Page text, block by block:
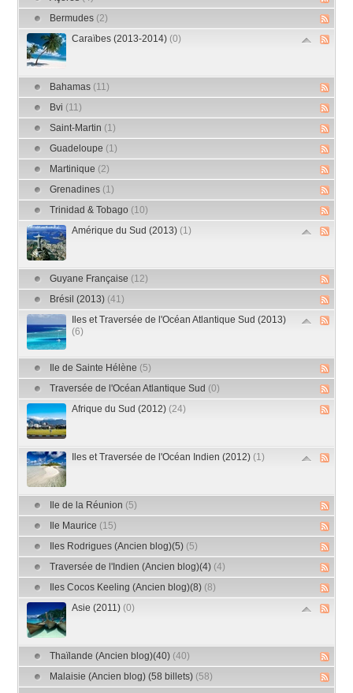
Bermudes (2)
Caraïbes (2013-2014) (0)
Bahamas (11)
Bvi (11)
Saint-Martin (1)
Guadeloupe (1)
Martinique (2)
Grenadines (1)
Trinidad & Tobago (10)
Amérique du Sud (2013) (1)
Guyane Française (12)
Brésil (2013) (41)
Iles et Traversée de l'Océan Atlantique Sud (2013)
(6)
Ile de Sainte Hélène (5)
Traversée de l'Océan Atlantique Sud (0)
Afrique du Sud (2012) (24)
Iles et Traversée de l'Océan Indien (2012) (1)
Ile de la Réunion (5)
Ile Maurice (15)
Iles Rodrigues (Ancien blog)(5) (5)
Traversée de l'Indien (Ancien blog)(4) (4)
Iles Cocos Keeling (Ancien blog)(8) (8)
Asie (2011) (0)
Thaïlande (Ancien blog)(40) (40)
Malaisie (Ancien blog) (58 billets) (58)